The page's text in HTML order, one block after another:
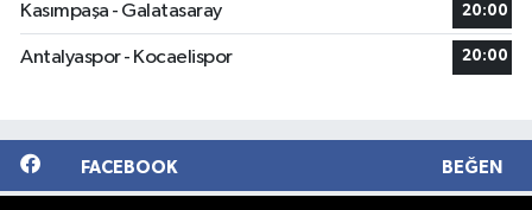
Kasımpaşa - Galatasaray 20:00
Antalyaspor - Kocaelispor 20:00
FACEBOOK BEĞEN